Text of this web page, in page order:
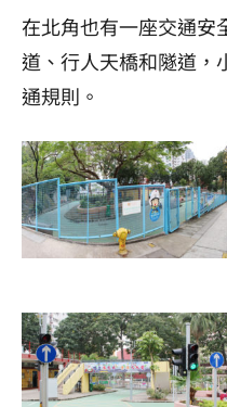
在北角也有一座交通安
道、行人天橋和隧道，
通規則。